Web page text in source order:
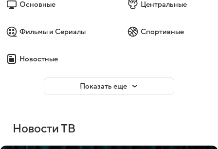
Основные Центральные
Фильмы и Сериалы Спортивные
Новостные
Показать еще
Новости ТВ